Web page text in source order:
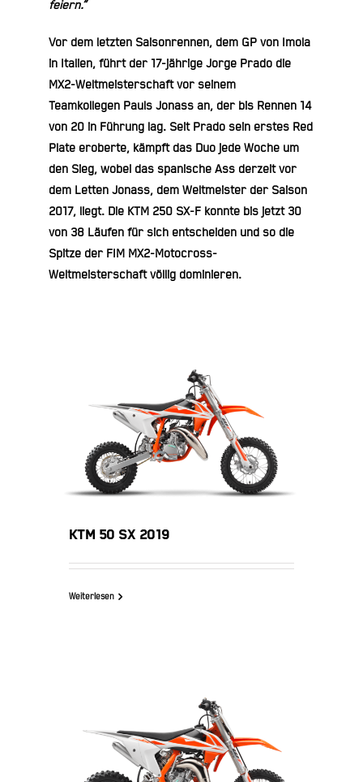
feiern.“
Vor dem letzten Saisonrennen, dem GP von Imola
in Italien, führt der 17-jährige Jorge Prado die
MX2-Weltmeisterschaft vor seinem
Teamkollegen Pauls Jonass an, der bis Rennen 14
von 20 in Führung lag. Seit Prado sein erstes Red
Plate eroberte, kämpft das Duo jede Woche um
den Sieg, wobei das spanische Ass derzeit vor
dem Letten Jonass, dem Weltmeister der Saison
2017, liegt. Die KTM 250 SX-F konnte bis jetzt 30
von 38 Läufen für sich entscheiden und so die
Spitze der FIM MX2-Motocross-
Weltmeisterschaft völlig dominieren.
KTM 50 SX 2019
KTM 50 SX 2019
Weiterlesen
KTM 65 SX 2019